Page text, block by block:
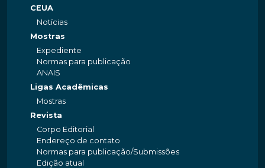
CEUA
Notícias
Mostras
Expediente
Normas para publicação
ANAIS
Ligas Acadêmicas
Mostras
Revista
Corpo Editorial
Endereço de contato
Normas para publicação/Submissões
Edição atual